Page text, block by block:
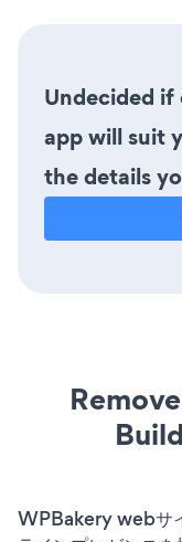
Undecided
app will suit
the details
WPBakery webサ